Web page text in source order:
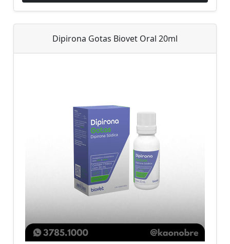
Dipirona Gotas Biovet Oral 20ml